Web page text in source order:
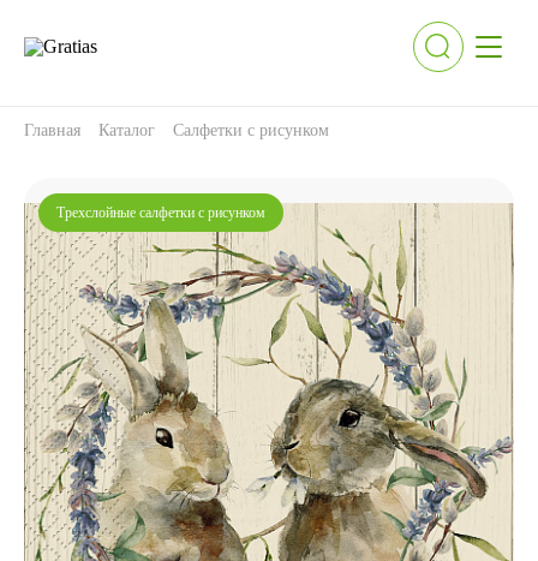
Главная Каталог Салфетки с рисунком
Трехслойные салфетки с рисунком